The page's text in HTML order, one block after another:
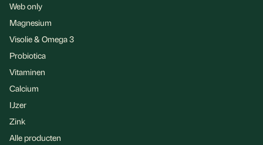
Web only
Magnesium
Visolie & Omega 3
Probiotica
Vitaminen
Calcium
IJzer
Zink
Alle producten